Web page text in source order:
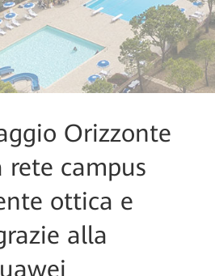
Orizzonte
rete campus
ottica e
alla